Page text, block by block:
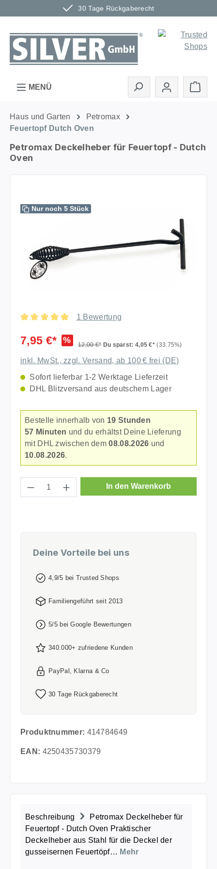
30 Tage Rückgaberecht
Zum Hauptinhalt springen
MENÜ
Haus und Garten
Petromax
Feuertopf Dutch Oven
Petromax Deckelheber für Feuertopf - Dutch
Oven
Nur noch 5 Stück
1 Bewertung
7,95 €* % 12,00 €* Du sparst: 4,05 €*(33.75%)
inkl. MwSt., zzgl. Versand, ab 100 € frei (DE)
Sofort lieferbar 1-2 Werktage Lieferzeit
DHL Blitzversand aus deutschem Lager
Bestelle innerhalb von 19 Stunden
57 Minuten und du erhältst Deine Lieferung
mit DHL zwischen dem08.08.2026 und
10.08.2026.
Produkt Anzahl: Gib den gewünschten
In den Warenkorb
Deine Vorteile bei uns
4,9/5 bei Trusted Shops
Familiengeführt seit 2013
5/5 bei Google Bewertungen
340.000+ zufriedene Kunden
PayPal, Klarna & Co
30 Tage Rückgaberecht
Produktnummer: 414784649
EAN: 4250435730379
Beschreibung
Petromax Deckelheber für
Feuertopf - Dutch Oven Praktischer
Deckelheber aus Stahl für die Deckel der
gusseisernen Feuertöpf… Mehr